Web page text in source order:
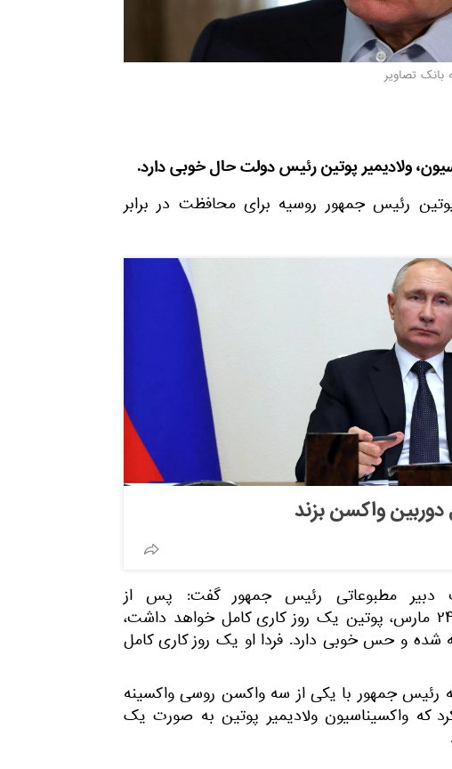
بانک تصاویر
ولادیمیر پوتین رئیس دولت حال خوبی دارد.
رئیس جمهور روسیه برای محافظت در برابر
واکسن بزند
دبیر مطبوعاتی رئیس جمهور گفت: پس از
واکسیناسیون، در روز چهارشنبه ۲۴ مارس، پوتین یک روز کاری کامل خواهد داشت،
شده و حس خوبی دارد. فردا او یک روز کاری کامل
جمهور با یکی از سه واکسن روسی واکسینه
که واکسیناسیون ولادیمیر پوتین به صورت یک